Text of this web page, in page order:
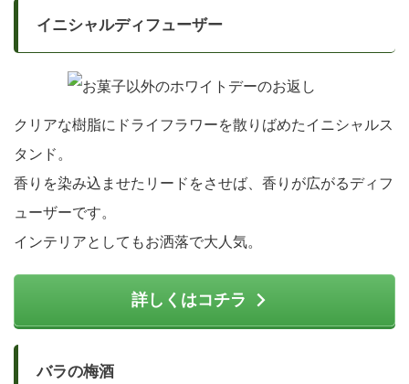
イニシャルディフューザー
クリアな樹脂にドライフラワーを散りばめたイニシャルス
タンド。
香りを染み込ませたリードをさせば、香りが広がるディフ
ューザーです。
インテリアとしてもお洒落で大人気。
詳しくはコチラ
バラの梅酒